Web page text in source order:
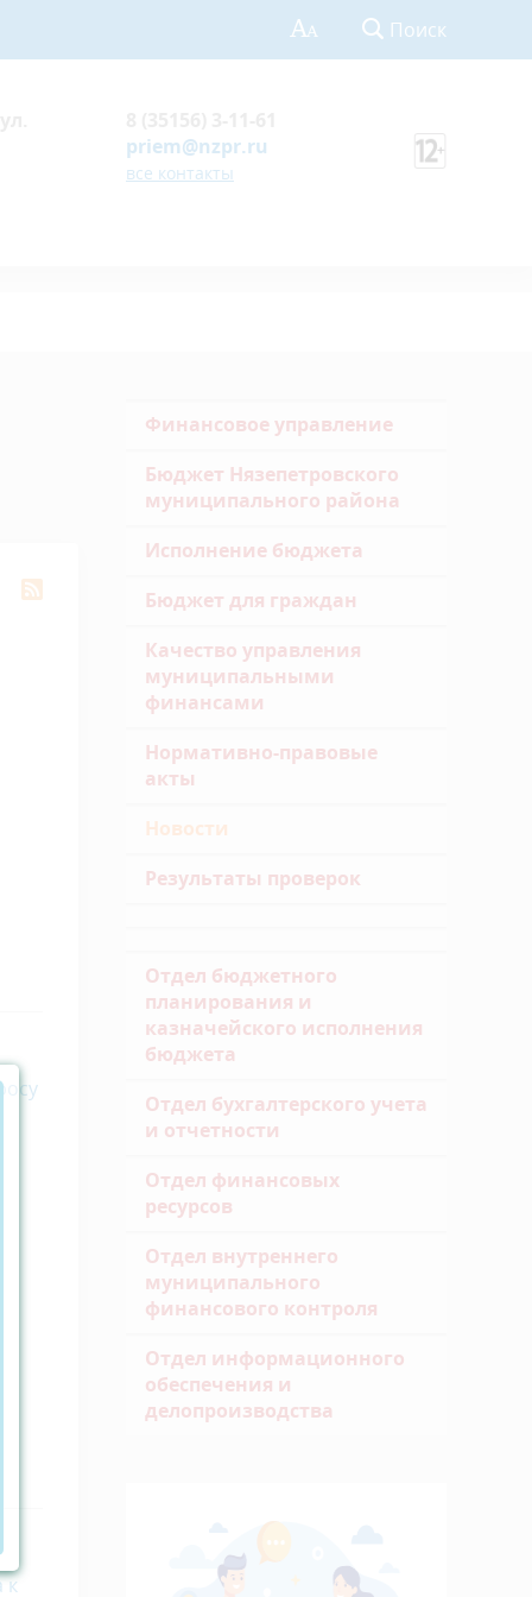
Поиск
priem@nzpr.ru
все контакты
к
Финансовое управление
Бюджет Нязепетровского
муниципального района
Исполнение бюджета
Бюджет для граждан
Качество управления
муниципальными
финансами
Нормативно-правовые
акты
Новости
Результаты проверок
Отдел бюджетного
планирования и
казначейского исполнения
бюджета
Отдел бухгалтерского учета
и отчетности
Отдел финансовых
ресурсов
Отдел внутреннего
муниципального
финансового контроля
Отдел информационного
обеспечения и
делопроизводства